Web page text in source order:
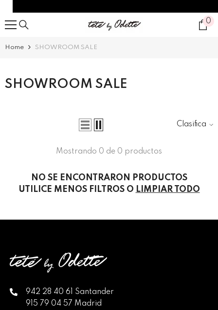
0
0
Home SHOWROOM SALE
SHOWROOM SALE
Clasificar
Mostrando 0 de 0 productos
NO SE ENCONTRARON PRODUCTOS
UTILICE MENOS FILTROS O LIMPIAR TODO
942 28 40 61 Santander
915 79 04 57 Madrid